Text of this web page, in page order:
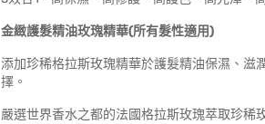
金緻護髮精油玫瑰精華(所有髮性適用)
添加珍稀格拉斯玫瑰精華於護髮精油保濕、
擇。
嚴選世界香水之都的法國格拉斯玫瑰萃取珍稀